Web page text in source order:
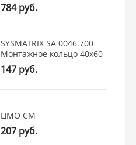
784 руб.
SYSMATRIX SA 0046.700
Монтажное кольцо 40x60
147 руб.
ЦМО СМ
207 руб.